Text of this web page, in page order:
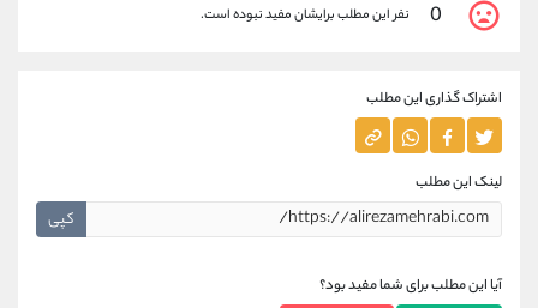
0 نفر این مطلب برایشان مفید نبوده است.
اشتراک گذاری این مطلب
لینک این مطلب
کپی
آیا این مطلب برای شما مفید بود؟